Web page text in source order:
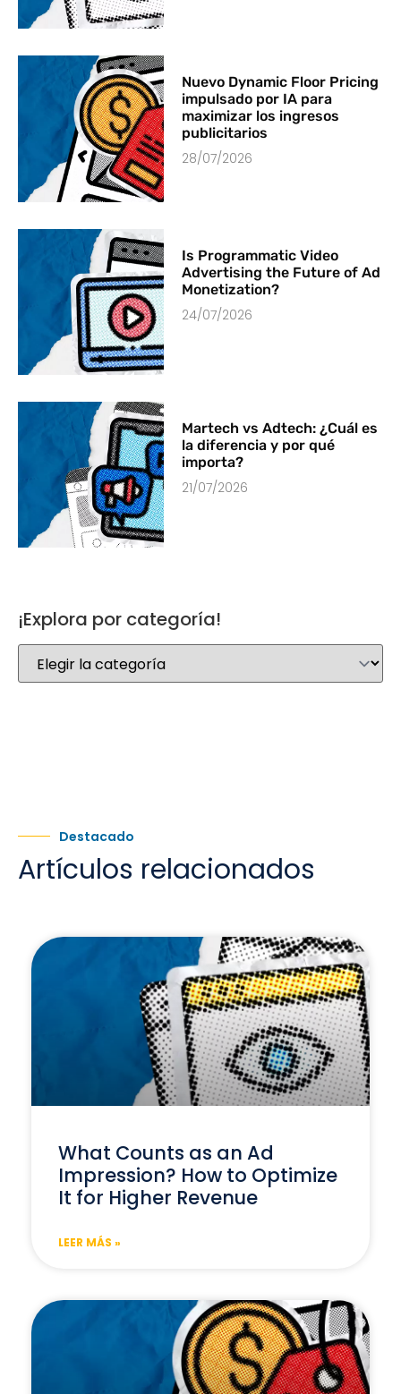
Nuevo Dynamic Floor Pricing
impulsado por IA para
maximizar los ingresos
publicitarios
28/07/2026
Is Programmatic Video
Advertising the Future of Ad
Monetization?
24/07/2026
Martech vs Adtech: ¿Cuál es
la diferencia y por qué
importa?
21/07/2026
¡Explora por categoría!
Destacado
Artículos relacionados
What Counts as an Ad
Impression? How to Optimize
It for Higher Revenue
LEER MÁS »